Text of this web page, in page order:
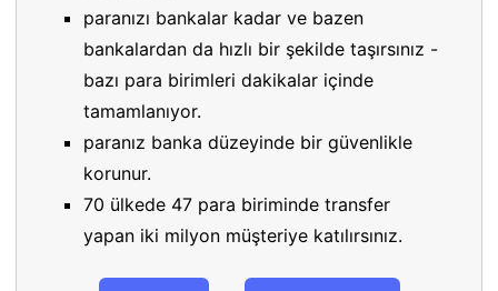
paranızı bankalar kadar ve bazen
bankalardan da hızlı bir şekilde taşırsınız -
bazı para birimleri dakikalar içinde
tamamlanıyor.
paranız banka düzeyinde bir güvenlikle
korunur.
70 ülkede 47 para biriminde transfer
yapan iki milyon müşteriye katılırsınız.